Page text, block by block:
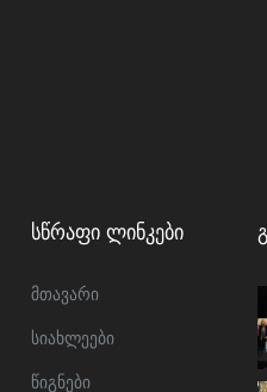
Სწრაფი Ლინკები
მთავარი
სიახლეები
წიგნები